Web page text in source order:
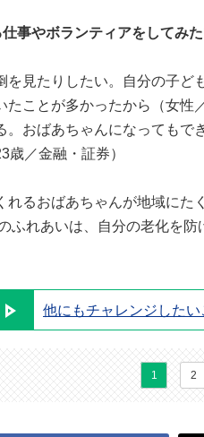
事やボランティアをしてみ
を見たりしたい。自分の子
たことが多かったから（女性
。おばあちゃんになっても
歳／金融・証券）
れるおばあちゃんが地域にた
ふれあいは、自分の老化を防
他にもチャレンジしたい
1 2